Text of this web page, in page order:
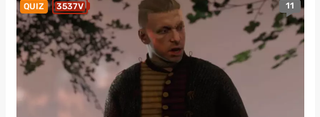
QUIZ 3537V 11